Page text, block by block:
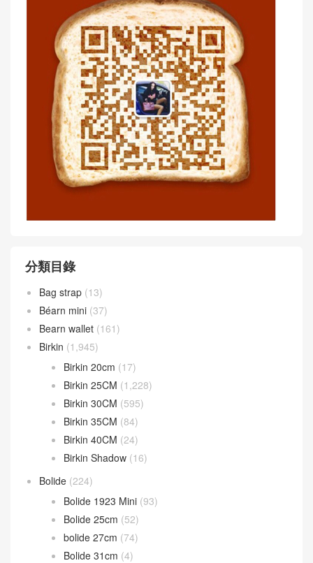
分類目錄
Bag strap (13)
Béarn mini (37)
Bearn wallet (161)
Birkin (1,945)
Birkin 20cm (17)
Birkin 25CM (1,228)
Birkin 30CM (595)
Birkin 35CM (84)
Birkin 40CM (24)
Birkin Shadow (16)
Bolide (224)
Bolide 1923 Mini (93)
Bolide 25cm (52)
bolide 27cm (74)
Bolide 31cm (4)